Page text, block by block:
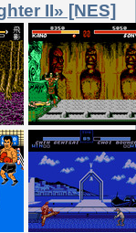
II» [NES]